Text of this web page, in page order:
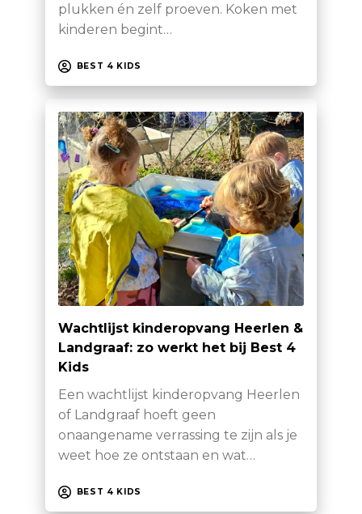
plukken én zelf proeven. Koken met
kinderen begint…
BEST 4 KIDS
Wachtlijst kinderopvang Heerlen &
Landgraaf: zo werkt het bij Best 4
Kids
Een wachtlijst kinderopvang Heerlen
of Landgraaf hoeft geen
onaangename verrassing te zijn als je
weet hoe ze ontstaan en wat…
BEST 4 KIDS